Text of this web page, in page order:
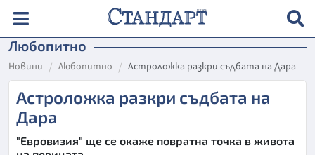
Любопитно
Новини Любопитно Aстроложка разкри съдбата на Дара
Aстроложка разкри съдбата на
Дара
"Евровизия" ще се окаже повратна точка в живота